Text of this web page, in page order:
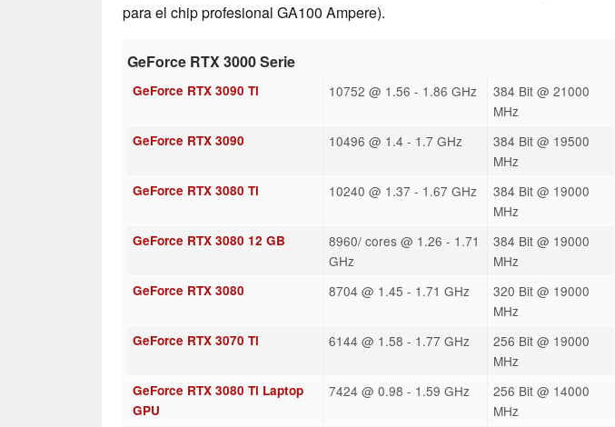
para el chip profesional GA100 Ampere).
GeForce RTX 3000 Serie
GeForce RTX 3090 Ti 10752 @ 1.56 - 1.86 GHz
384 Bit @ 21000
MHz
GeForce RTX 3090 10496 @ 1.4 - 1.7 GHz
384 Bit @ 19500
MHz
GeForce RTX 3080 Ti 10240 @ 1.37 - 1.67 GHz
384 Bit @ 19000
MHz
GeForce RTX 3080 12 GB
8960/ cores @ 1.26 - 1.71
GHz
384 Bit @ 19000
MHz
GeForce RTX 3080 8704 @ 1.45 - 1.71 GHz
320 Bit @ 19000
MHz
GeForce RTX 3070 Ti 6144 @ 1.58 - 1.77 GHz
256 Bit @ 19000
MHz
GeForce RTX 3080 Ti Laptop
GPU
7424 @ 0.98 - 1.59 GHz
256 Bit @ 14000
MHz